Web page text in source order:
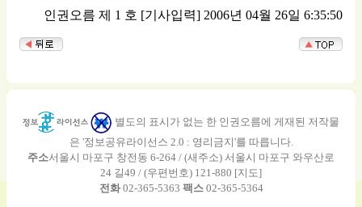
인권오름 제 1 호 [기사입력] 2006년 04월 26일 6:35:50
별도의 표시가 없는 한 인권오름에 게재된 저작물
은 '정보공유라이선스 2.0 : 영리금지'를 따릅니다.
주소서울시 마포구 창전동 6-264 / (새주소) 서울시 마포구 와우산로
24 길49 / (우편번호) 121-880 [지도]
전화02-365-5363 팩스02-365-5364